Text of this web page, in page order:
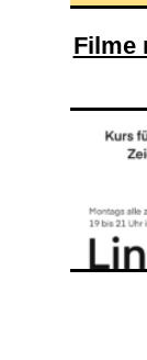
Filme